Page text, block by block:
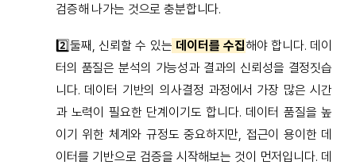
검증해 나가는 것으로 충분합니다.
2️⃣둘째, 신뢰할 수 있는 데이터를 수집해야 합니다. 데이
터의 품질은 분석의 가능성과 결과의 신뢰성을 결정짓습
니다. 데이터 기반의 의사결정 과정에서 가장 많은 시간
과 노력이 필요한 단계이기도 합니다. 데이터 품질을 높
이기 위한 체계와 규정도 중요하지만, 접근이 용이한 데
이터를 기반으로 검증을 시작해보는 것이 먼저입니다. 데